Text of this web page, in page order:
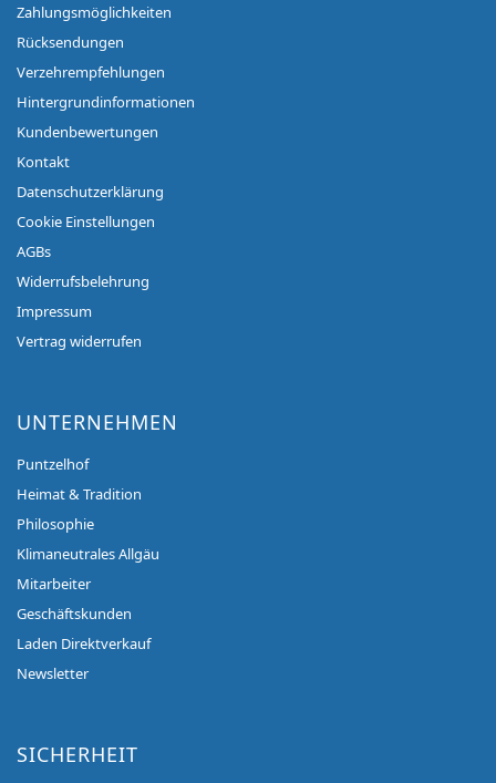
Zahlungsmöglichkeiten
Rücksendungen
Verzehrempfehlungen
Hintergrundinformationen
Kundenbewertungen
Kontakt
Datenschutzerklärung
Cookie Einstellungen
AGBs
Widerrufsbelehrung
Impressum
Vertrag widerrufen
UNTERNEHMEN
Puntzelhof
Heimat & Tradition
Philosophie
Klimaneutrales Allgäu
Mitarbeiter
Geschäftskunden
Laden Direktverkauf
Newsletter
SICHERHEIT